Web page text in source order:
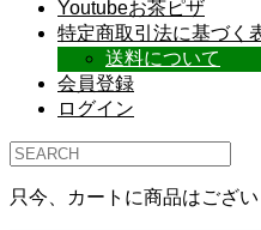
Youtubeお茶ピザ
特定商取引法に基づく
送料について
会員登録
ログイン
只今、カートに商品はござい